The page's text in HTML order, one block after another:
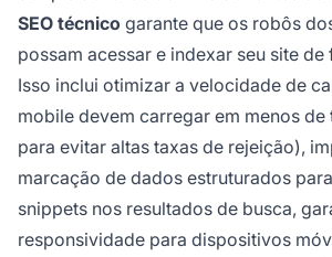
SEO técnico garante que os robôs
possam acessar e indexar seu site
Isso inclui otimizar a velocidade de
mobile devem carregar em menos de
para evitar altas taxas de rejeição),
marcação de dados estruturados
snippets nos resultados de busca,
responsividade para dispositivos